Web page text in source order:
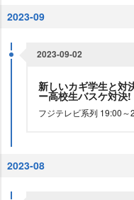
2023-09
2023-09-02
新しいカギ学生と対
ー高校生バスケ対決!
フジテレビ系列 19:00～
2023-08